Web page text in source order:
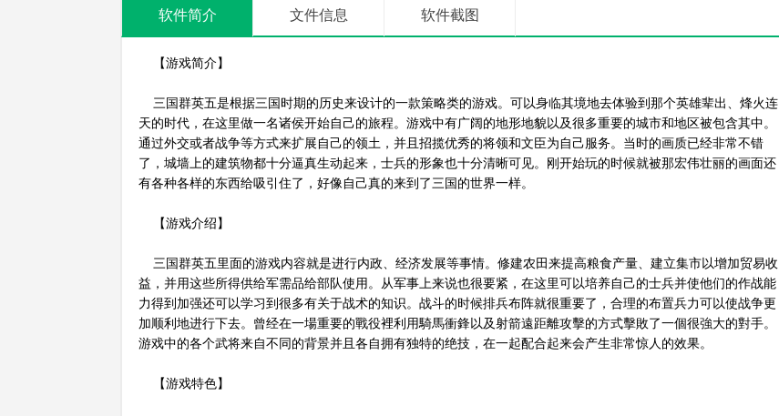
软件简介 文件信息 软件截图
【游戏简介】
三国群英五是根据三国时期的历史来设计的一款策略类的游戏。可以身临其境地去体验到那个英雄辈出、烽火连
天的时代，在这里做一名诸侯开始自己的旅程。游戏中有广阔的地形地貌以及很多重要的城市和地区被包含其中。
通过外交或者战争等方式来扩展自己的领土，并且招揽优秀的将领和文臣为自己服务。当时的画质已经非常不错
了，城墙上的建筑物都十分逼真生动起来，士兵的形象也十分清晰可见。刚开始玩的时候就被那宏伟壮丽的画面还
有各种各样的东西给吸引住了，好像自己真的来到了三国的世界一样。
【游戏介绍】
三国群英五里面的游戏内容就是进行内政、经济发展等事情。修建农田来提高粮食产量、建立集市以增加贸易收
益，并用这些所得供给军需品给部队使用。从军事上来说也很要紧，在这里可以培养自己的士兵并使他们的作战能
力得到加强还可以学习到很多有关于战术的知识。战斗的时候排兵布阵就很重要了，合理的布置兵力可以使战争更
加顺利地进行下去。曾经在一場重要的戰役裡利用騎馬衝鋒以及射箭遠距離攻擊的方式擊敗了一個很強大的對手。
游戏中的各个武将来自不同的背景并且各自拥有独特的绝技，在一起配合起来会产生非常惊人的效果。
【游戏特色】